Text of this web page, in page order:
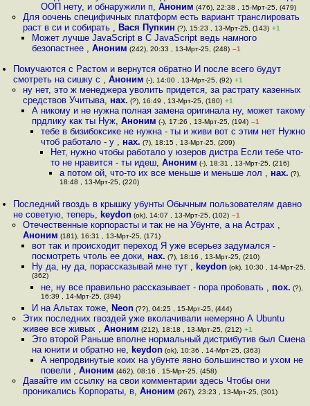
ООП нету, и обнаружили п,Аноним (476), 22:38 , 15-Мрт-25, (479)
Для оочень специфичных платформ есть вариант транслировать
раст в си и собирать , Вася Пупкин (?), 15:23 , 13-Мрт-25, (143) +1
Может лучше JavaScript в C JavaScript ведь намного
безопастнее , Аноним (242), 20:33 , 13-Мрт-25, (248) –1
Помучаются с Растом и вернутся обратно И после всего будут
смотреть на сишку с ,Аноним (-), 14:00 , 13-Мрт-25, (92) +1
ну нет, это ж менеджера уволить придется, за растрату казенных
средствов Учитыва, нах. (?), 16:49 , 13-Мрт-25, (180) +1
А никому и не нужна полная замена оригинала ну, может такому
прдлику как ты Нуж, Аноним (-), 17:26 , 13-Мрт-25, (194) –1
тебе в бизибоксике не нужна - ты и живи вот с этим нет Нужно
чтоб работало - у , нах. (?), 18:15 , 13-Мрт-25, (209)
Нет, нужно чтобы работало у юзеров дистра Если тебе что-
то не нравится - ты идеш, Аноним (-), 18:31 , 13-Мрт-25, (216)
а потом ой, что-то их все меньше и меньше лол , нах. (?),
18:48 , 13-Мрт-25, (220)
Последний гвоздь в крышку убунты Обычным пользователям давно
не советую, теперь, keydon (ok), 14:07 , 13-Мрт-25, (102) –1
Отечественные корпорасты и так не на Убунте, а на Астрах ,
Аноним (181), 16:31 , 13-Мрт-25, (171)
вот так и происходит переход Я уже всерьез задумался -
посмотреть чтоль ее доки, нах. (?), 18:16 , 13-Мрт-25, (210)
Ну да, ну да, порассказывай мне тут , keydon(ok), 10:30 , 14-Мрт-25,
(362)
не, ну все правильно рассказывает - пора пробовать , пох. (?),
16:39 , 14-Мрт-25, (394)
И на Альтах тоже, Neon(??), 04:25 , 15-Мрт-25, (444)
Этих последних гвоздей уже вколачивали немеряно А Ubuntu
живее все живых , Аноним (212), 18:18 , 13-Мрт-25, (212) +1
Это второй Раньше вполне нормальный дистрибутив был Смена
на юнити и обратно не, keydon(ok), 10:36 , 14-Мрт-25, (363)
А непродвинутые коих на убунте явно большинство и ухом не
повели ,Аноним (462), 08:16 , 15-Мрт-25, (458)
Давайте им ссылку на свои комментарии здесь Чтобы они
проникались Корпораты, в, Аноним (267), 23:23 , 13-Мрт-25, (301)